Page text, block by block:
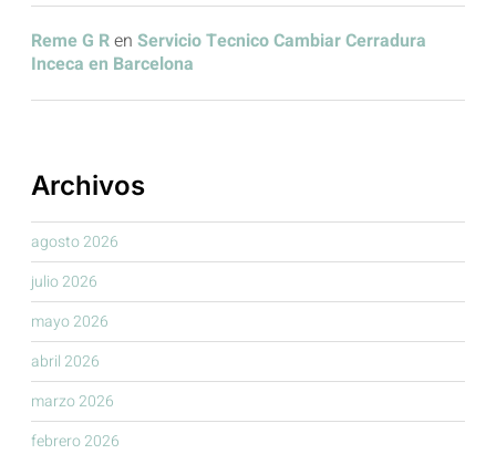
Reme G Ren Servicio Tecnico Cambiar Cerradura
Inceca en Barcelona
Archivos
agosto 2026
julio 2026
mayo 2026
abril 2026
marzo 2026
febrero 2026